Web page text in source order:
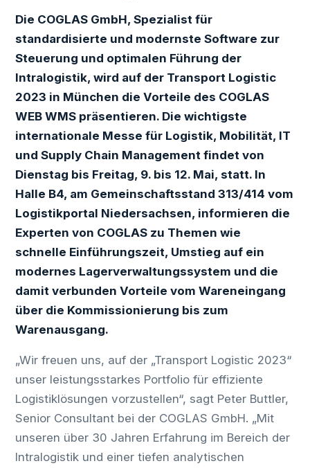
Die COGLAS GmbH, Spezialist für
standardisierte und modernste Software zur
Steuerung und optimalen Führung der
Intralogistik, wird auf der Transport Logistic
2023 in München die Vorteile des COGLAS
WEB WMS präsentieren. Die wichtigste
internationale Messe für Logistik, Mobilität, IT
und Supply Chain Management findet von
Dienstag bis Freitag, 9. bis 12. Mai, statt. In
Halle B4, am Gemeinschaftsstand 313/414 vom
Logistikportal Niedersachsen, informieren die
Experten von COGLAS zu Themen wie
schnelle Einführungszeit, Umstieg auf ein
modernes Lagerverwaltungssystem und die
damit verbunden Vorteile vom Wareneingang
über die Kommissionierung bis zum
Warenausgang.
„Wir freuen uns, auf der „Transport Logistic 2023“
unser leistungsstarkes Portfolio für effiziente
Logistiklösungen vorzustellen“, sagt Peter Buttler,
Senior Consultant bei der COGLAS GmbH. „Mit
unseren über 30 Jahren Erfahrung im Bereich der
Intralogistik und einer tiefen analytischen